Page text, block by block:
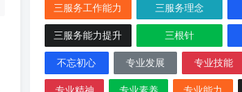
三服务工作能力
三服务理念
三服务能力提升
三根针
不忘初心
专业发展 专业技能